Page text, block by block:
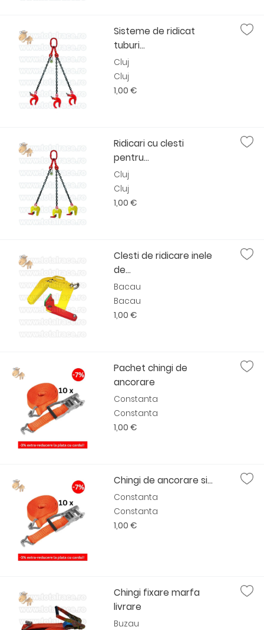
Sisteme de ridicat
tuburi...
Cluj
Cluj
1,00 €
Ridicari cu clesti
pentru...
Cluj
Cluj
1,00 €
Clesti de ridicare inele
de...
Bacau
Bacau
1,00 €
Pachet chingi de
ancorare
Constanta
Constanta
1,00 €
Chingi de ancorare si...
Constanta
Constanta
1,00 €
Chingi fixare marfa
livrare
Buzau